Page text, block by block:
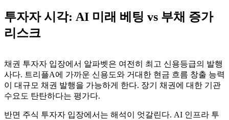
투자자 시각: AI 미래 베팅 vs 부채 증가
리스크
채권 투자자 입장에서 알파벳은 여전히 최고 신용등급의 발행
사다. 트리플A에 가까운 신용도와 거대한 현금 흐름 창출 능력
이 대규모 채권 발행을 가능하게 한다. 장기 채권에 대한 기관
수요도 탄탄하다는 평가다.
반면 주식 투자자 입장에서는 해석이 엇갈린다. AI 인프라 투